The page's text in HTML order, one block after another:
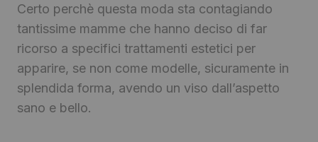
Certo perchè questa moda sta contagiando
tantissime mamme che hanno deciso di far
ricorso a specifici trattamenti estetici per
apparire, se non come modelle, sicuramente in
splendida forma, avendo un viso dall’aspetto
sano e bello.